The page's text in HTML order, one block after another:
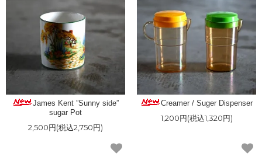
James Kent ”Sunny side”
sugar Pot
2,500円(税込2,750円)
Creamer / Suger Dispenser
1,200円(税込1,320円)